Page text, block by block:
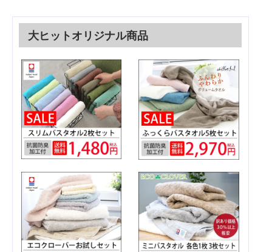
大ヒットオリジナル商品